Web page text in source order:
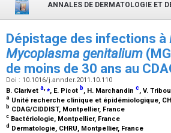
ANNALES DE DERMATOLOGIE ET
Dépistage des infections à
Mycoplasma genitalium
de moins de 30 ans au
Doi : 10.1016/j.annder.2011.10.110
B. Clarivet a ⁎, E. Picot b, H. Marchandin c, V.
a Unité recherche clinique et épidémiologique,
b CDAG/CIDDIST, Montpellier, France
c Bactériologie, Montpellier, France
d Dermatologie, CHRU, Montpellier, France